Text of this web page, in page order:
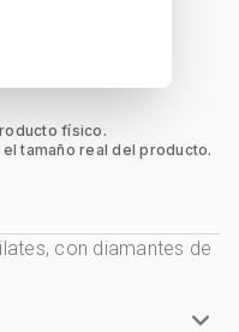
físico.
tamaño real del producto.
con diamantes de